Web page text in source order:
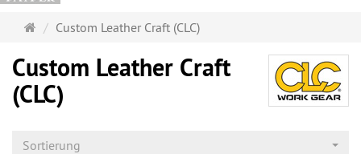
Startseite
Custom Leather Craft (CLC)
Custom Leather Craft
(CLC)
Sortierung